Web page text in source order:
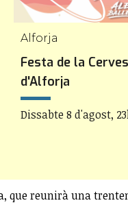
Alforja
Festa de la
d'Alforja
Dissabte 8 d'agost,
que reunirà una